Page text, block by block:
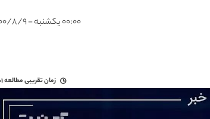
۰۰:۰۰ یکشنبه - ۱۴۰۰/۸/۹
زمان تقریبی مطالعه۱دقیقه